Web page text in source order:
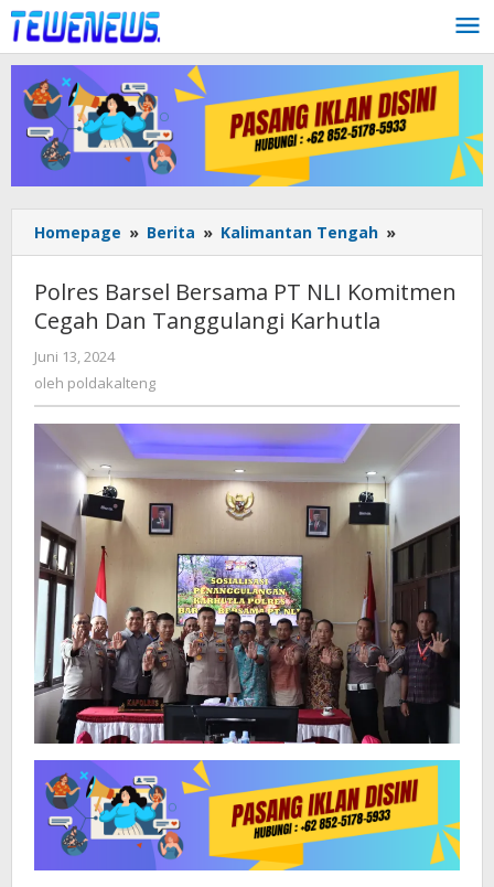
Lewati
ke
konten
Homepage » Berita » Kalimantan Tengah »
Barsel
PT
Polres Barsel Bersama PT NLI Komitmen
Cegah Dan Tanggulangi Karhutla
Juni 13, 2024
poldakalteng
oleh poldakalteng